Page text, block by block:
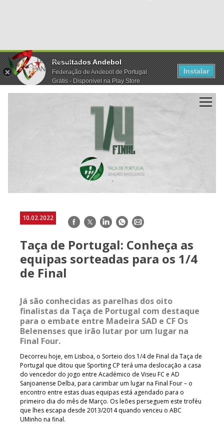
Resultados Andebol
Federação de Andebol de Portugal
Grátis - Disponivel na Play Store
Instalar
10.02.2022 Facebook
TwitterLinkedInWhatsApp
E-
Taça de Portugal: Conheça as
equipas sorteadas para os 1/4
de Final
Já são conhecidas as parelhas dos oito
finalistas da Taça de Portugal com destaque
para o embate entre Madeira SAD e CF Os
Belenenses que irão lutar por um lugar na
Final Four.
Decorreu hoje, em Lisboa, o Sorteio dos 1/4 de Final da Taça de
Portugal que ditou que Sporting CP terá uma deslocação a casa
do vencedor do jogo entre Académico de Viseu FC e AD
Sanjoanense Delba, para carimbar um lugar na Final Four – o
encontro entre estas duas equipas está agendado para o
primeiro dia do mês de Março. Os leões perseguem este troféu
que lhes escapa desde 2013/2014 quando venceu o ABC
UMinho na final.